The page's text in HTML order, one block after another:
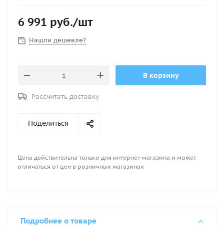
6 991 руб./шт
Нашли дешевле?
В корзину
Рассчитать доставку
Поделиться
Цена действительна только для интернет-магазина и может
отличаться от цен в розничных магазинах
Подробнее о товаре